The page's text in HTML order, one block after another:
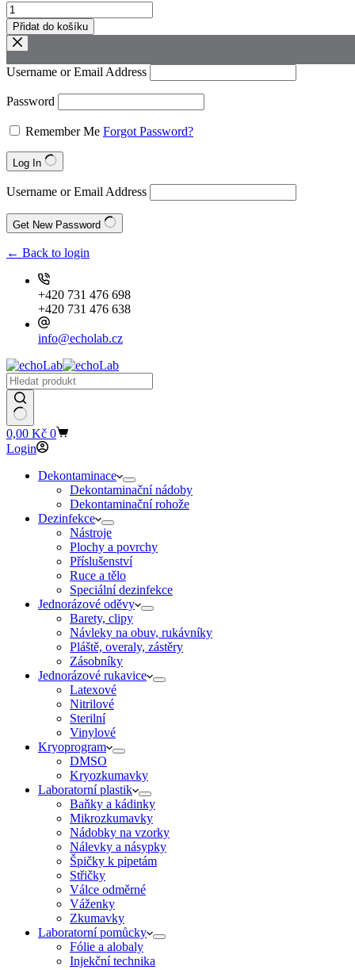
Vložka
víčka:
pro
zamražovací
zkumavky,
mix,
bal(100ks)
Přidat do košíku
Username or Email Address
Password
Remember Me Forgot Password?
Log In
Username or Email Address
Get New Password
← Back to login
+420 731 476 698
+420 731 476 638
info@echolab.cz
Shopping
cart
0,00 Kč 0
Login
Dekontaminace
Dekontaminační nádoby
Dekontaminační rohože
Dezinfekce
Nástroje
Plochy a povrchy
Příslušenství
Ruce a tělo
Speciální dezinfekce
Jednorázové oděvy
Barety, clipy
Návleky na obuv, rukávníky
Pláště, overaly, zástěry
Zásobníky
Jednorázové rukavice
Latexové
Nitrilové
Sterilní
Vinylové
Kryoprogram
DMSO
Kryozkumavky
Laboratorní plastik
Baňky a kádinky
Mikrozkumavky
Nádobky na vzorky
Nálevky a násypky
Špičky k pipetám
Střičky
Válce odměrné
Váženky
Zkumavky
Laboratorní pomůcky
Fólie a alobaly
Injekční technika